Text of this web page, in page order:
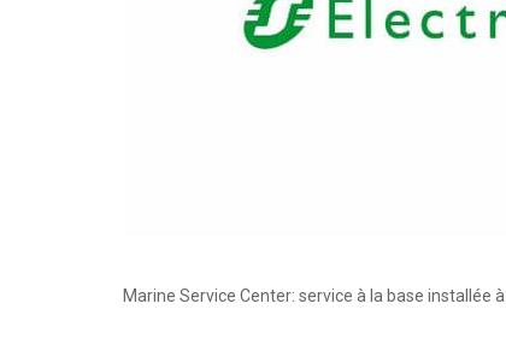
Marine Service Center: service à la base